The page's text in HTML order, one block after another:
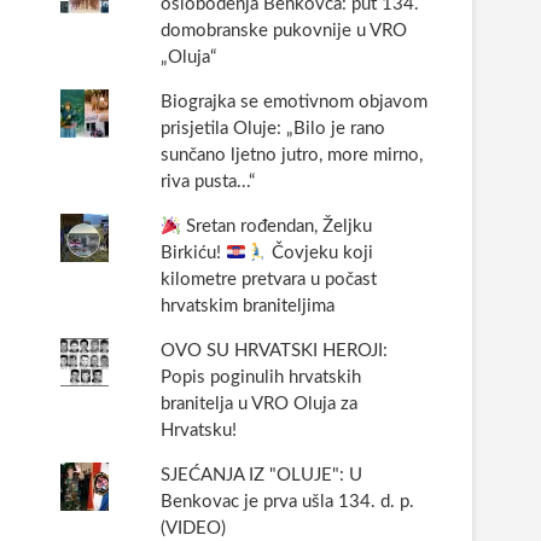
oslobođenja Benkovca: put 134.
domobranske pukovnije u VRO
„Oluja“
Biograjka se emotivnom objavom
prisjetila Oluje: „Bilo je rano
sunčano ljetno jutro, more mirno,
riva pusta...“
Sretan rođendan, Željku
Birkiću!
Čovjeku koji
kilometre pretvara u počast
hrvatskim braniteljima
OVO SU HRVATSKI HEROJI:
Popis poginulih hrvatskih
branitelja u VRO Oluja za
Hrvatsku!
SJEĆANJA IZ "OLUJE": U
Benkovac je prva ušla 134. d. p.
(VIDEO)